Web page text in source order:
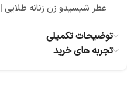
عطر شیسیدو زن زنانه طلایی | SHISEIDO Zen for Women
توضیحات تکمیلی
تجربه های خرید